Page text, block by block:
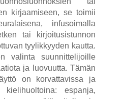
kirjaamiseen, se toimii
infusoimalla
tai kirjoitusistunnon
tyylikkyyden kautta.
valinta suunnittelijoille
ja luovuutta. Tämän
on korvattavissa ja
kielihuoltoina: espanja,